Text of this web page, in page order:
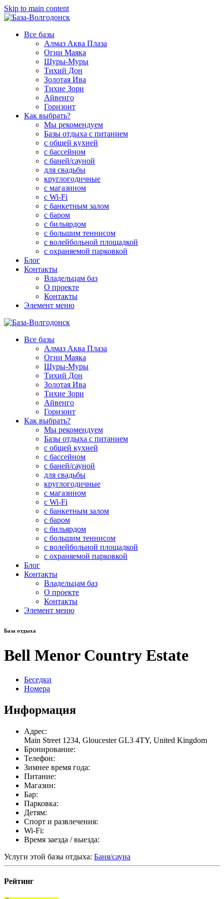
Skip to main content
Все базы
Алмаз Аква Плаза
Огни Маяка
Шуры-Муры
Тихий Дон
Золотая Ива
Тихие Зори
Айвенго
Горизонт
Как выбрать?
Мы рекомендуем
Базы отдыха с питанием
с общей кухней
с бассейном
с баней/сауной
для свадьбы
круглогодичные
с магазином
с Wi-Fi
с банкетным залом
с баром
с бильярдом
с большим теннисом
с волейбольной площадкой
с охраняемой парковкой
Блог
Контакты
Владельцам баз
О проекте
Контакты
Элемент меню
Все базы
Алмаз Аква Плаза
Огни Маяка
Шуры-Муры
Тихий Дон
Золотая Ива
Тихие Зори
Айвенго
Горизонт
Как выбрать?
Мы рекомендуем
Базы отдыха с питанием
с общей кухней
с бассейном
с баней/сауной
для свадьбы
круглогодичные
с магазином
с Wi-Fi
с банкетным залом
с баром
с бильярдом
с большим теннисом
с волейбольной площадкой
с охраняемой парковкой
Блог
Контакты
Владельцам баз
О проекте
Контакты
Элемент меню
База отдыха
Bell Menor Country Estate
Беседки
Номера
Информация
Адрес:
Main Street 1234, Gloucester GL3 4TY, United Kingdom
Бронирование:
Телефон:
Зимнее время года:
Питание:
Магазин:
Бар:
Парковка:
Детям:
Спорт и развлечения:
Wi-Fi:
Время заезда / выезда:
Услуги этой базы отдыха: Баня/сауна
Рейтинг